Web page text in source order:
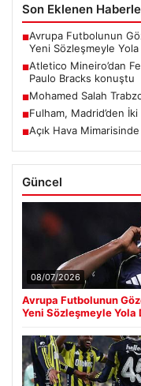
Son Eklenen
■Avrupa Futbolunun
Yeni Sözleşmeyle Yola
■Atletico Mineiro’dan
Paulo Bracks konuştu
■Mohamed Salah
■Fulham, Madrid’den
■Açık Hava
Güncel
08/07/2026
Avrupa Futbolunun
Yeni Sözleşmeyle Yola